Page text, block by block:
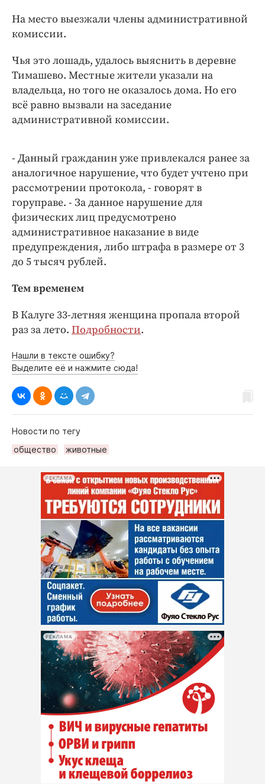
На место выезжали члены административной
комиссии.
Чья это лошадь, удалось выяснить в деревне
Тимашево. Местные жители указали на
владельца, но того не оказалось дома. Но его
всё равно вызвали на заседание
административной комиссии.
- Данный гражданин уже привлекался ранее за
аналогичное нарушение, что будет учтено при
рассмотрении протокола, - говорят в
горуправе. - За данное нарушение для
физических лиц предусмотрено
административное наказание в виде
предупреждения, либо штрафа в размере от 3
до 5 тысяч рублей.
Тем временем
В Калуге 33-летняя женщина пропала второй
раз за лето. Подробности.
Нашли в тексте ошибку?
Выделите её и нажмите сюда!
Новости по тегу
общество
животные
РЕКЛАМА
РЕКЛАМА